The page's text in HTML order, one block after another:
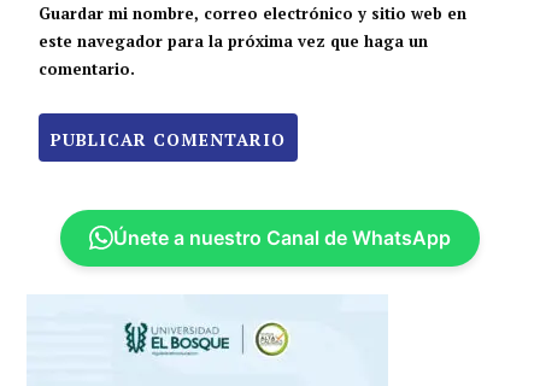
Guardar mi nombre, correo electrónico y sitio web en
este navegador para la próxima vez que haga un
comentario.
Únete a nuestro Canal de WhatsApp